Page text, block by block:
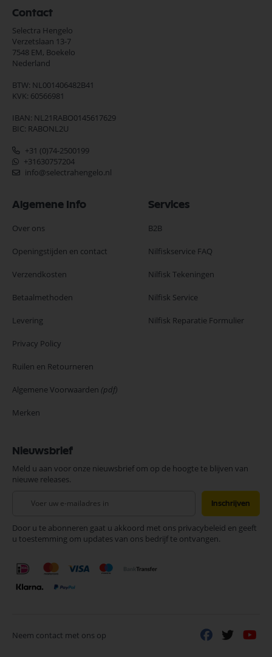
Contact
Selectra Hengelo
Verzetslaan 13-7
7548 EM, Boekelo
Nederland
BTW: NL001406482B41
KVK: 60566981
IBAN: NL21RABO0145617629
BIC: RABONL2U
+31 (0)74-2500199
+31630757204
info@selectrahengelo.nl
Algemene Info
Over ons
Openingstijden en contact
Verzendkosten
Betaalmethoden
Levering
Privacy Policy
Ruilen en Retourneren
Algemene Voorwaarden (pdf)
Merken
Services
B2B
Nilfiskservice FAQ
Nilfisk Tekeningen
Nilfisk Service
Nilfisk Reparatie Formulier
Nieuwsbrief
Meld u aan voor onze nieuwsbrief om op de hoogte te blijven van
nieuwe releases.
onze
nieuwsbrief
Inschrijven
Door u te abonneren gaat u akkoord met ons privacybeleid en geeft
u toestemming om updates van ons bedrijf te ontvangen.
Neem contact met ons op